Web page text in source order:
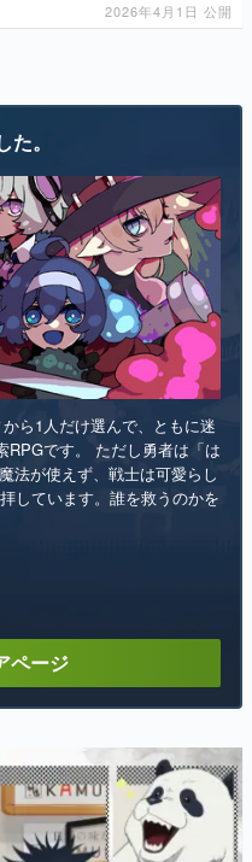
2026年4月1日 公開
。
ら1人だけ選んで、ともに迷
RPGです。 ただし勇者は「は
法が使えず、戦士は可愛らし
しています。誰を救うのかを
ページ